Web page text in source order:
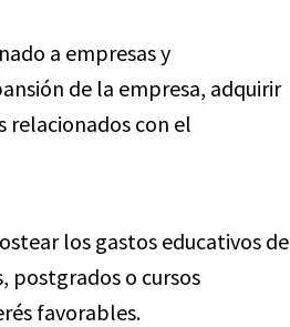
a empresas y
de la empresa, adquirir
relacionados con el
los gastos educativos de
postgrados o cursos
favorables.